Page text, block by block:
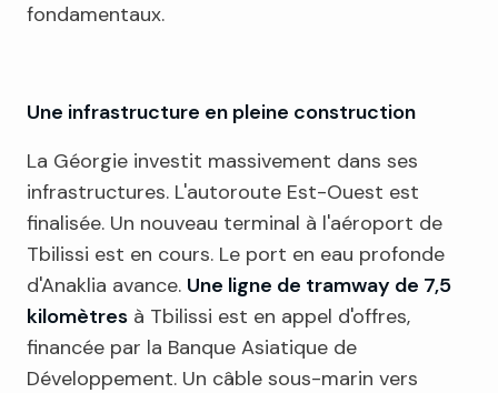
fondamentaux.
Une infrastructure en pleine construction
La Géorgie investit massivement dans ses
infrastructures. L'autoroute Est-Ouest est
finalisée. Un nouveau terminal à l'aéroport de
Tbilissi est en cours. Le port en eau profonde
d'Anaklia avance. Une ligne de tramway de 7,5
kilomètres à Tbilissi est en appel d'offres,
financée par la Banque Asiatique de
Développement. Un câble sous-marin vers